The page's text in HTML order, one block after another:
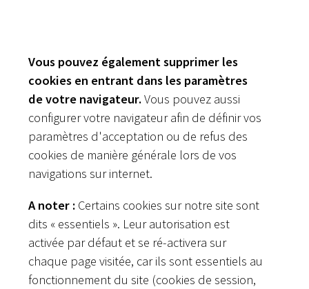
Vous pouvez également supprimer les
cookies en entrant dans les paramètres
de votre navigateur.Vous pouvez aussi
configurer votre navigateur afin de définir vos
paramètres d'acceptation ou de refus des
cookies de manière générale lors de vos
navigations sur internet.
A noter : Certains cookies sur notre site sont
dits « essentiels ». Leur autorisation est
activée par défaut et se ré-activera sur
chaque page visitée, car ils sont essentiels au
fonctionnement du site (cookies de session,